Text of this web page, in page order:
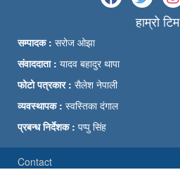
हाम्रो टिम
सम्पादक : सरोज ओझा
संवाददाता : यादव बहादुर थापा
फोटो पत्रकार : सैलेश नेपाली
व्यवस्थापक : स्वस्तिका दंगाल
प्रबन्ध निर्देशक : पप्पु सिंह
Contact